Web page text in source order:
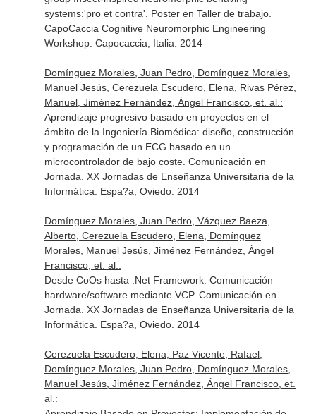
systems:'pro et contra'. Poster en Taller de trabajo.
CapoCaccia Cognitive Neuromorphic Engineering
Workshop. Capocaccia, Italia. 2014
Domínguez Morales, Juan Pedro, Domínguez Morales,
Manuel Jesús, Cerezuela Escudero, Elena, Rivas Pérez,
Manuel, Jiménez Fernández, Ángel Francisco, et. al.:
Aprendizaje progresivo basado en proyectos en el
ámbito de la Ingeniería Biomédica: diseño, construcción
y programación de un ECG basado en un
microcontrolador de bajo coste. Comunicación en
Jornada. XX Jornadas de Enseñanza Universitaria de la
Informática. Espa?a, Oviedo. 2014
Domínguez Morales, Juan Pedro, Vázquez Baeza,
Alberto, Cerezuela Escudero, Elena, Domínguez
Morales, Manuel Jesús, Jiménez Fernández, Ángel
Francisco, et. al.:
Desde CoOs hasta .Net Framework: Comunicación
hardware/software mediante VCP. Comunicación en
Jornada. XX Jornadas de Enseñanza Universitaria de la
Informática. Espa?a, Oviedo. 2014
Cerezuela Escudero, Elena, Paz Vicente, Rafael,
Domínguez Morales, Juan Pedro, Domínguez Morales,
Manuel Jesús, Jiménez Fernández, Ángel Francisco, et.
al.: